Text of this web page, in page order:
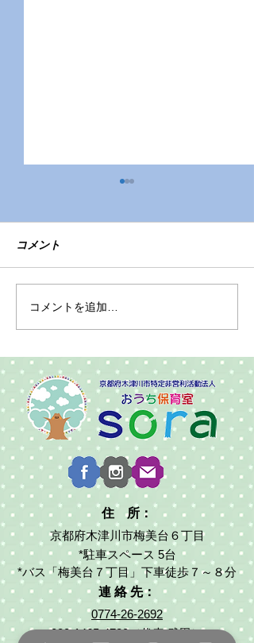
令和7年度園児募集
コメント
コメントを追加…
住 所：
京都府木津川市梅美台６丁目
*駐車スペース 5台
*バス「梅美台７丁目」下車徒歩７～８分
連 絡 先：
0774-26-2692
080-1465-4720（代表:武田）